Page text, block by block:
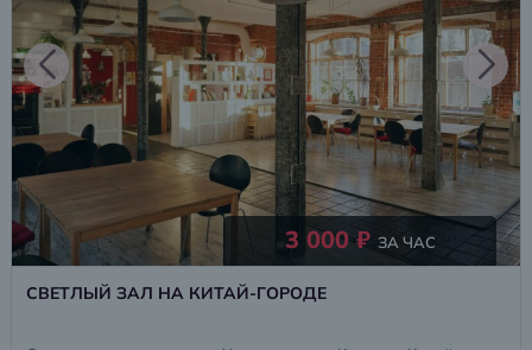
3 000 ₽ ЗА ЧАС
СВЕТЛЫЙ ЗАЛ НА КИТАЙ-ГОРОДЕ